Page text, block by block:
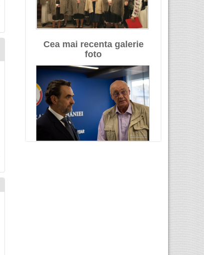
Cea mai recenta galerie
foto